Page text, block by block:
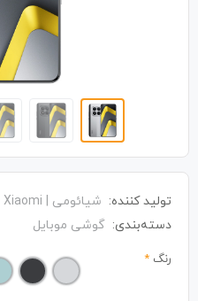
تولید کننده: شیائومی | Xiaomi
دسته‌بندی: گوشی موبایل
رنگ *